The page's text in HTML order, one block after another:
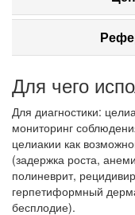
Для чего
Для диагностики:
мониторинг
целиакии как
(задержка роста,
полиневрит,
герпетиформный
бесплодие).